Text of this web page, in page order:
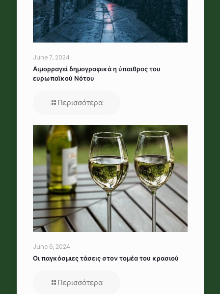
June 7, 2024
Αιμορραγεί δημογραφικά η ύπαιθρος του
ευρωπαϊκού Νότου
Περισσότερα
June 6, 2024
Οι παγκόσμιες τάσεις στον τομέα του κρασιού
Περισσότερα